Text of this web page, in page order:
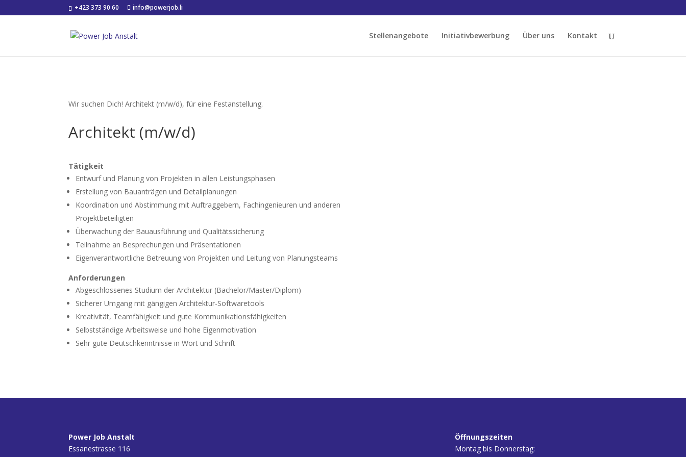
+423 373 90 60 info@powerjob.li
Stellenangebote Initiativbewerbung Über uns Kontakt
Wir suchen Dich!Architekt (m/w/d), für eine Festanstellung.
Architekt (m/w/d)
Tätigkeit
Entwurf und Planung von Projekten in allen Leistungsphasen
Erstellung von Bauanträgen und Detailplanungen
Koordination und Abstimmung mit Auftraggebern, Fachingenieuren und anderen
Projektbeteiligten
Überwachung der Bauausführung und Qualitätssicherung
Teilnahme an Besprechungen und Präsentationen
Eigenverantwortliche Betreuung von Projekten und Leitung von Planungsteams
Anforderungen
Abgeschlossenes Studium der Architektur (Bachelor/Master/Diplom)
Sicherer Umgang mit gängigen Architektur-Softwaretools
Kreativität, Teamfähigkeit und gute Kommunikationsfähigkeiten
Selbstständige Arbeitsweise und hohe Eigenmotivation
Sehr gute Deutschkenntnisse in Wort und Schrift
Power Job Anstalt
Essanestrasse 116
Öffnungszeiten
Montag bis Donnerstag: